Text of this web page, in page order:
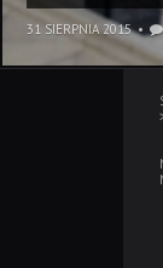
31 SIERPNIA 2015